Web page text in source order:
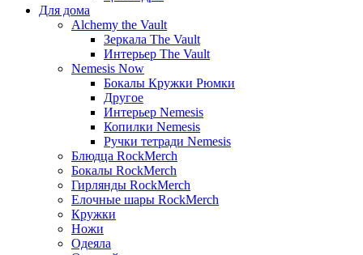
Для дома
Alchemy the Vault
Зеркала The Vault
Интерьер The Vault
Nemesis Now
Бокалы Кружки Рюмки
Другое
Интерьер Nemesis
Копилки Nemesis
Ручки тетради Nemesis
Блюдца RockMerch
Бокалы RockMerch
Гирлянды RockMerch
Елочные шары RockMerch
Кружки
Ножи
Одеяла